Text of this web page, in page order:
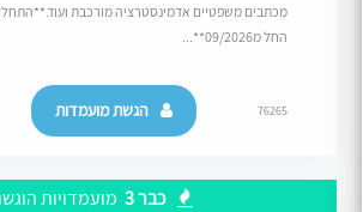
מכתבים משפטיים אדמינסטרציה מורכבת
החל מ09/2026**...
76265 הגשת מועמדות
כבר 3 מועמדויות הוגשו